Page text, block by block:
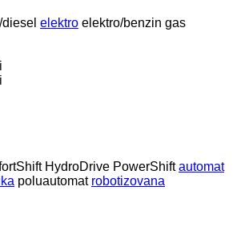
elektro elektro/benzin gas
HydroDrive PowerShift automat
poluautomat robotizovana